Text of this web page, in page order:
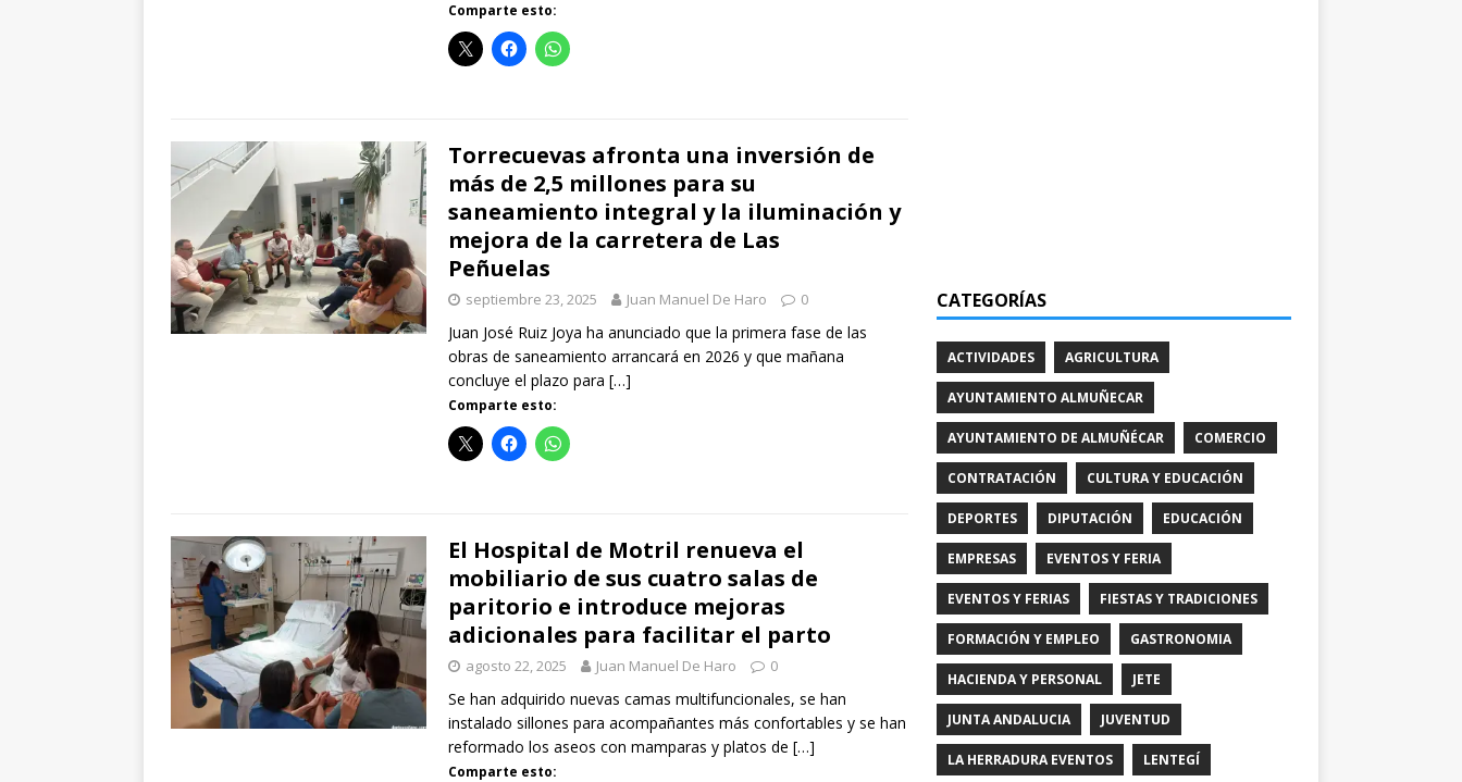
Comparte esto:
Torrecuevas afronta una inversión de
más de 2,5 millones para su
saneamiento integral y la iluminación y
mejora de la carretera de Las
Peñuelas
septiembre 23, 2025 Juan Manuel De Haro 0
Juan José Ruiz Joya ha anunciado que la primera fase de las
obras de saneamiento arrancará en 2026 y que mañana
concluye el plazo para […]
Comparte esto:
El Hospital de Motril renueva el
mobiliario de sus cuatro salas de
paritorio e introduce mejoras
adicionales para facilitar el parto
agosto 22, 2025 Juan Manuel De Haro 0
Se han adquirido nuevas camas multifuncionales, se han
instalado sillones para acompañantes más confortables y se han
reformado los aseos con mamparas y platos de […]
Comparte esto:
CATEGORÍAS
ACTIVIDADES AGRICULTURA
AYUNTAMIENTO ALMUÑECAR
AYUNTAMIENTO DE ALMUÑÉCAR COMERCIO
CONTRATACIÓN CULTURA Y EDUCACIÓN
DEPORTES DIPUTACIÓN EDUCACIÓN
EMPRESAS EVENTOS Y FERIA
EVENTOS Y FERIAS FIESTAS Y TRADICIONES
FORMACIÓN Y EMPLEO GASTRONOMIA
HACIENDA Y PERSONAL JETE
JUNTA ANDALUCIA JUVENTUD
LA HERRADURA EVENTOS LENTEGÍ